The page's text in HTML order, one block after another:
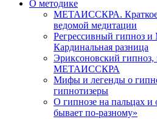
О методике
МЕТАИССКРА. Краткое
ведомой медитации
Регрессивный
Кардинальная разница
Эриксоновский гипноз,
МЕТАИССКРА
Мифы и легенды о
гипнотизеры
О гипнозе на пальцах
бывает по-разному»